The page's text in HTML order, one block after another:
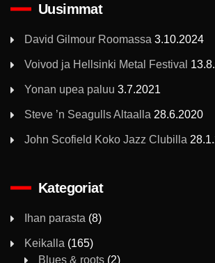
Uusimmat
David Gilmour Roomassa 3.10.2024
Voivod ja Hellsinki Metal Festival
Yonan upea paluu 3.7.2021
Steve ’n Seagulls Altaalla 28.6.2020
John Scofield Koko Jazz Clubilla
Kategoriat
Ihan parasta (8)
Keikalla (165)
Blues & roots (2)